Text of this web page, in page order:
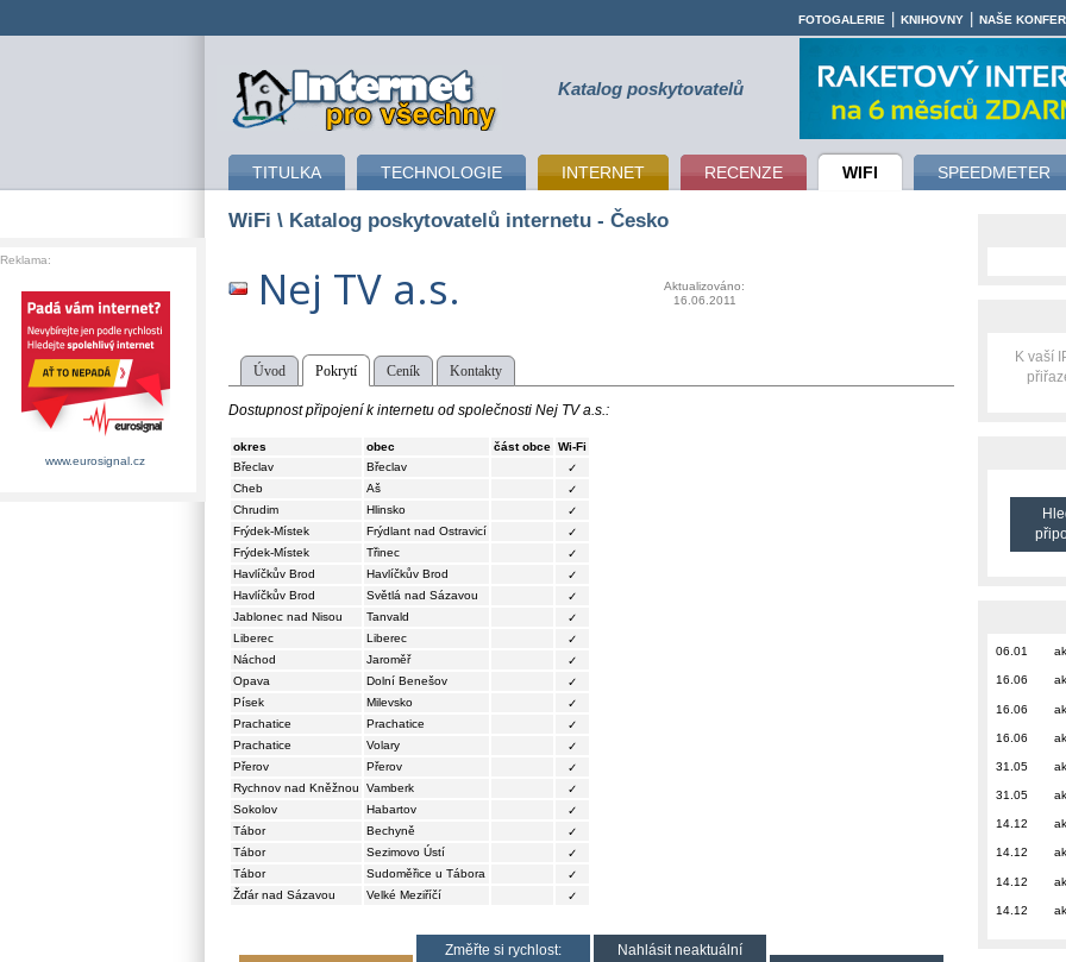
připojení k internetu Katalog poskytovatelů
TITULKA TECHNOLOGIE INTERNET RECENZE WIFI SPEEDMETER
FOTOGALERIE KNIHOVNY NAŠE
WiFi \ Katalog poskytovatelů internetu - Česko
Nej TV a.s.
Aktualizováno:
16.06.2011
Úvod Pokrytí Ceník Kontakty
Dostupnost připojení k internetu od společnosti Nej TV a.s.:
okres obec část obce Wi-Fi
Břeclav
Břeclav
✓
Cheb
Aš
✓
Chrudim
Hlinsko
✓
Frýdek-Místek
Frýdlant nad Ostravicí
✓
Frýdek-Místek
Třinec
✓
Havlíčkův Brod
Havlíčkův Brod
✓
Havlíčkův Brod
Světlá nad Sázavou
✓
Jablonec nad Nisou
Tanvald
✓
Liberec
Liberec
✓
Náchod
Jaroměř
✓
Opava
Dolní Benešov
✓
Písek
Milevsko
✓
Prachatice
Prachatice
✓
Prachatice
Volary
✓
Přerov
Přerov
✓
Rychnov nad Kněžnou
Vamberk
✓
Sokolov
Habartov
✓
Tábor
Bechyně
✓
Tábor
Sezimovo Ústí
✓
Tábor
Sudoměřice u Tábora
✓
Žďár nad Sázavou
Velké Meziříčí ✓
Změřte si rychlost:
Nahlásit neaktuální
K vaší
06.01
16.06
16.06
16.06
31.05
31.05
14.12
14.12
14.12
14.12
Reklama:
www.eurosignal.cz